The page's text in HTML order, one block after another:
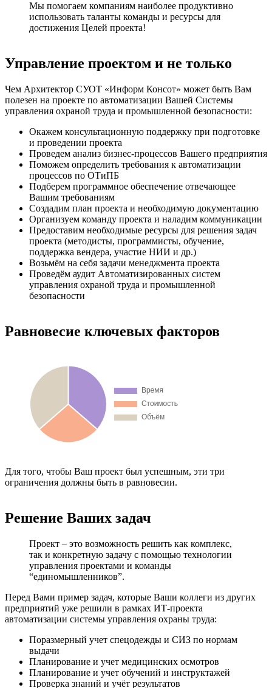
Мы помогаем компаниям наиболее продуктивно
использовать таланты команды и ресурсы для
достижения Целей проекта!
Управление проектом и не только
Чем Архитектор СУОТ «Информ Консот» может быть Вам
полезен на проекте по автоматизации Вашей Системы
управления охраной труда и промышленной безопасности:
Окажем консультационную поддержку при подготовке
и проведении проекта
Проведем анализ бизнес-процессов Вашего предприятия
Поможем определить требования к автоматизации
процессов по ОТиПБ
Подберем программное обеспечение отвечающее
Вашим требованиям
Создадим план проекта и необходимую документацию
Организуем команду проекта и наладим коммуникации
Предоставим необходимые ресурсы для решения задач
проекта (методисты, программисты, обучение,
поддержка вендера, участие НИИ и др.)
Возьмём на себя задачи менеджмента проекта
Проведём аудит Автоматизированных систем
управления охраной труда и промышленной
безопасности
Равновесие ключевых факторов
Для того, чтобы Ваш проект был успешным, эти три
ограничения должны быть в равновесии.
Решение Ваших задач
Проект – это возможность решить как комплекс,
так и конкретную задачу с помощью технологии
управления проектами и команды
“единомышленников”.
Перед Вами пример задач, которые Ваши коллеги из других
предприятий уже решили в рамках ИТ-проекта
автоматизации системы управления охраны труда:
Поразмерный учет спецодежды и СИЗ по нормам
выдачи
Планирование и учет медицинских осмотров
Планирование и учет обучений и инструктажей
Проверка знаний и учёт результатов